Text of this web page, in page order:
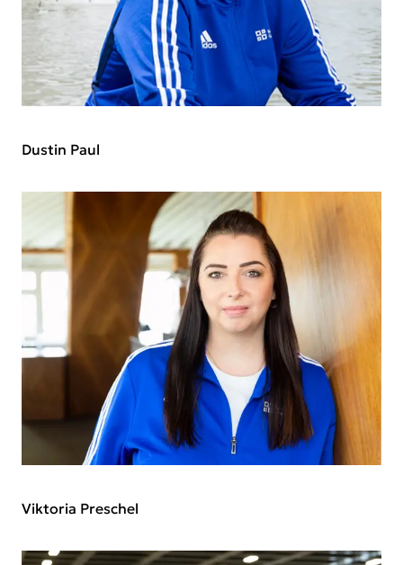
Dustin Paul
Viktoria Preschel